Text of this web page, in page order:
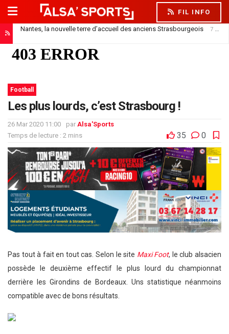
FIL INFO
Nantes, la nouvelle terre d’accueil des anciens Strasbourgeois 7 août 2026
Football
Les plus lourds, c’est Strasbourg !
26 Mar 2020 11:00 par Alsa'Sports
Temps de lecture : 2 mins
35 0
Pas tout à fait en tout cas. Selon le site Maxi Foot, le club alsacien
possède le deuxième effectif le plus lourd du championnat
derrière les Girondins de Bordeaux. Uns statistique néanmoins
compatible avec de bons résultats.